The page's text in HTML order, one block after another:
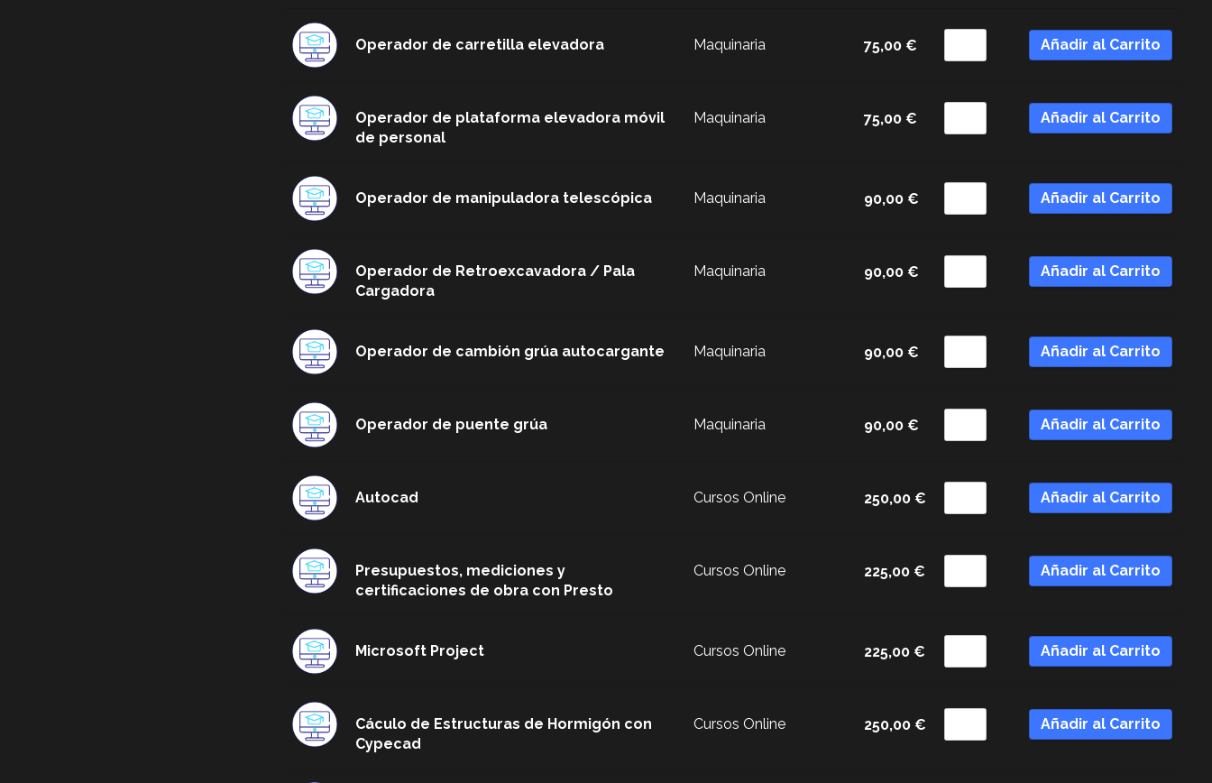
Operador de carretilla elevadora Maquinaria 75,00 € Añadir al Carrito
Operador de plataforma elevadora móvil
de personal
Maquinaria 75,00 € Añadir al Carrito
Operador de manipuladora telescópica Maquinaria 90,00 € Añadir al Carrito
Operador de Retroexcavadora / Pala
Cargadora
Maquinaria 90,00 € Añadir al Carrito
Operador de cambión grúa autocargante Maquinaria 90,00 € Añadir al Carrito
Operador de puente grúa Maquinaria 90,00 € Añadir al Carrito
Autocad Cursos Online 250,00 € Añadir al Carrito
Presupuestos, mediciones y
certificaciones de obra con Presto
Cursos Online 225,00 € Añadir al Carrito
Microsoft Project Cursos Online 225,00 € Añadir al Carrito
Cáculo de Estructuras de Hormigón con
Cypecad
Cursos Online 250,00 € Añadir al Carrito